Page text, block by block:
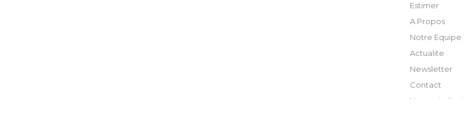
Estimer
A Propos
Notre Equipe
Actualite
Newsletter
Contact
Ventes judicaires